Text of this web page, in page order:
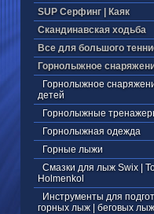
SUP Серфинг | Каяк
Скандинавская ходьба
Все для большого
Горнолыжное
Горнолыжное
детей
Горнолыжные
Горнолыжная одежда
Горные лыжи
Смазки для лыж Swix |
Holmenkol
Инструменты для
горных лыж | беговых лыж